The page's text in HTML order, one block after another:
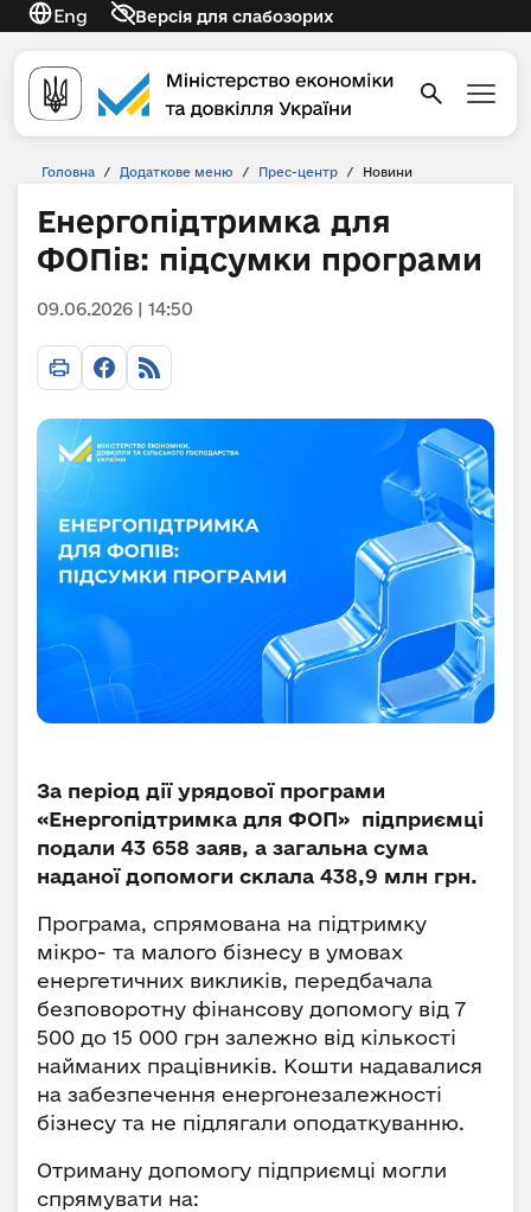
Eng Версія для слабозорих
Головна / Додаткове меню / Прес-центр / Новини
Енергопідтримка для
ФОПів: підсумки програми
09.06.2026 | 14:50
За період дії урядової програми
«Енергопідтримка для ФОП» підприємці
подали 43 658 заяв, а загальна сума
наданої допомоги склала 438,9 млн грн.
Програма, спрямована на підтримку
мікро- та малого бізнесу в умовах
енергетичних викликів, передбачала
безповоротну фінансову допомогу від 7
500 до 15 000 грн залежно від кількості
найманих працівників. Кошти надавалися
на забезпечення енергонезалежності
бізнесу та не підлягали оподаткуванню.
Отриману допомогу підприємці могли
спрямувати на: